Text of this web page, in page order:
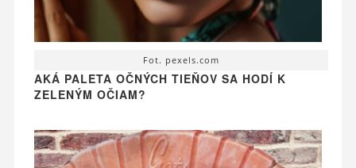
Fot. pexels.com
AKÁ PALETA OČNÝCH TIEŇOV SA HODÍ K
ZELENÝM OČIAM?